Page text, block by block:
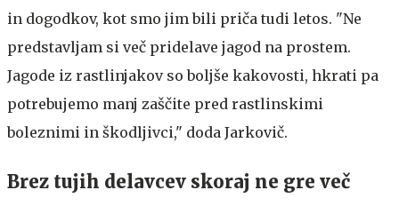
in dogodkov, kot smo jim bili priča tudi letos. "Ne
predstavljam si več pridelave jagod na prostem.
Jagode iz rastlinjakov so boljše kakovosti, hkrati pa
potrebujemo manj zaščite pred rastlinskimi
boleznimi in škodljivci," doda Jarkovič.
Brez tujih delavcev skoraj ne gre več